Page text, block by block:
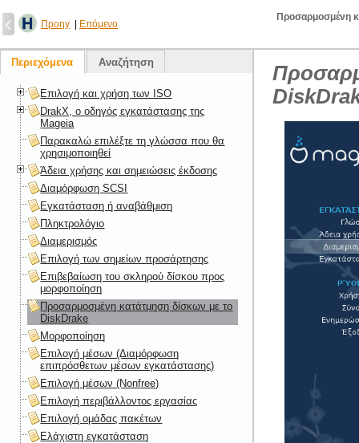
Προηγ Επόμενο
Προσαρμοσμένη
Περιεχόμενα Αναζήτηση
Επιλογή και χρήση των ISO
DrakX, ο οδηγός εγκατάστασης της
Mageia
Παρακαλώ επιλέξτε τη γλώσσα που θα
χρησιμοποιηθεί
Άδεια χρήσης και σημειώσεις έκδοσης
Διαμόρφωση SCSI
Εγκατάσταση ή αναβάθμιση
Πληκτρολόγιο
Διαμερισμός
Επιλογή των σημείων προσάρτησης
Επιβεβαίωση του σκληρού δίσκου προς
μορφοποίηση
Προσαρμοσμένη κατάτμηση δίσκων με το
DiskDrake
Μορφοποίηση
Επιλογή μέσων (Διαμόρφωση
επιπρόσθετων μέσων εγκατάστασης)
Επιλογή μέσων (Nonfree)
Επιλογή περιβάλλοντος εργασίας
Επιλογή ομάδας πακέτων
Ελάχιστη εγκατάσταση